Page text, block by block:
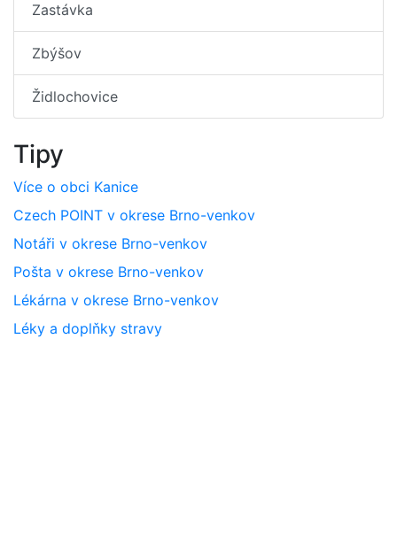
Zastávka
Zbýšov
Židlochovice
Tipy
Více o obci Kanice
Czech POINT v okrese Brno-venkov
Notáři v okrese Brno-venkov
Pošta v okrese Brno-venkov
Lékárna v okrese Brno-venkov
Léky a doplňky stravy